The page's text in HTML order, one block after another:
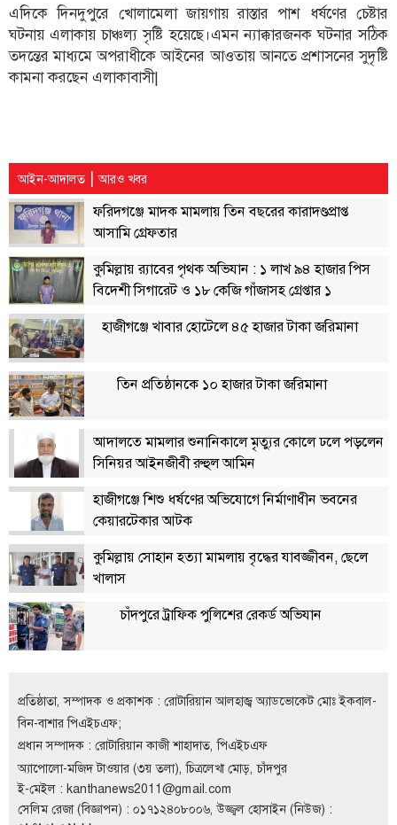
ভ্রমণ
লাইফস্টাইল
গণমাধ্যম
রাজধানী
ইতিহাস
কথা
কয়
ক্যারিয়ার
চাকুরি
সৌখিন
ফটোগ্রাফার
বিতর্কায়ন
নারীকণ্ঠ
চাঁদপুর
কণ্ঠের
প্রতিষ্ঠাবার্ষিকী
ছবি
ভিডিও
আর্কাইভ
পুরানো
আর্কাইভ
এদিকে দিনদুপুরে খোলামেলা জায়গায় রাস্তার পাশ ধর্ষণের চেষ্টার
ঘটনায় এলাকায় চাঞ্চল্য সৃষ্টি হয়েছে।এমন ন্যাক্কারজনক ঘটনার সঠিক
তদন্তের মাধ্যমে অপরাধীকে আইনের আওতায় আনতে প্রশাসনের সুদৃষ্টি
কামনা করছেন এলাকাবাসী|
আইন-আদালত | আরও খবর
ফরিদগঞ্জে মাদক মামলায় তিন বছরের কারাদণ্ডপ্রাপ্ত
আসামি গ্রেফতার
কুমিল্লায় র‌্যাবের পৃথক অভিযান : ১ লাখ ৯৪ হাজার পিস
বিদেশী সিগারেট ও ১৮ কেজি গাঁজাসহ গ্রেপ্তার ১
হাজীগঞ্জে খাবার হোটেলে ৪৫ হাজার টাকা জরিমানা
তিন প্রতিষ্ঠানকে ১০ হাজার টাকা জরিমানা
আদালতে মামলার শুনানিকালে মৃত্যুর কোলে ঢলে পড়লেন
সিনিয়র আইনজীবী রুহুল আমিন
হাজীগঞ্জে শিশু ধর্ষণের অভিযোগে নির্মাণাধীন ভবনের
কেয়ারটেকার আটক
কুমিল্লায় সোহান হত্যা মামলায় বৃদ্ধের যাবজ্জীবন, ছেলে
খালাস
চাঁদপুরে ট্রাফিক পুলিশের রেকর্ড অভিযান
প্রতিষ্ঠাতা, সম্পাদক ও প্রকাশক : রোটারিয়ান আলহাজ্ব অ্যাডভোকেট মোঃ ইকবাল-
বিন-বাশার পিএইচএফ;
প্রধান সম্পাদক : রোটারিয়ান কাজী শাহাদাত, পিএইচএফ
অ্যাপোলো-মজিদ টাওয়ার (৩য় তলা), চিত্রলেখা মোড়, চাঁদপুর
ই-মেইল : kanthanews2011@gmail.com
সেলিম রেজা (বিজ্ঞাপন) : ০১৭১২৪০৮০০৬, উজ্জ্বল হোসাইন (নিউজ) :